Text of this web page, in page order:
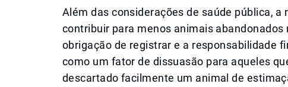
Além das considerações de saúde pública,
contribuir para menos animais abandonados
obrigação de registrar e a responsabilidade
como um fator de dissuasão para aqueles
descartado facilmente um animal de